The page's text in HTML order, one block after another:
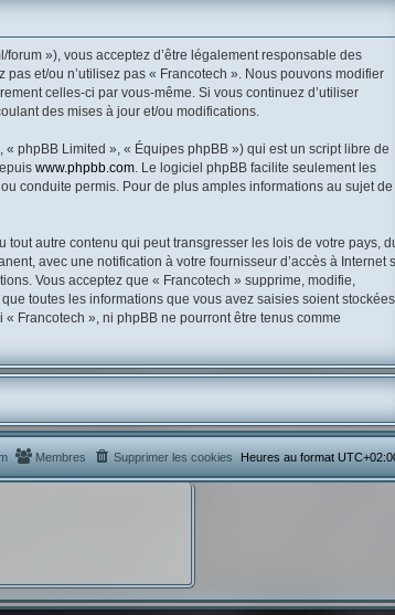
»), vous acceptez d’être légalement responsable des
et/ou n’utilisez pas « Francotech ». Nous pouvons modifier
celles-ci par vous-même. Si vous continuez d’utiliser
des mises à jour et/ou modifications.
phpBB Limited », « Équipes phpBB ») qui est un script libre de
www.phpbb.com. Le logiciel phpBB facilite seulement les
conduite permis. Pour de plus amples informations au sujet de
autre contenu qui peut transgresser les lois de votre pays,
avec une notification à votre fournisseur d’accès à Internet
Vous acceptez que « Francotech » supprime, modifie,
toutes les informations que vous avez saisies soient stockées
Francotech », ni phpBB ne pourront être tenus comme
Heures au format
Supprimer les cookies
Membres